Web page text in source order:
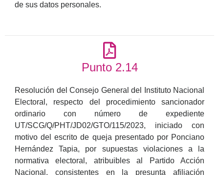
de sus datos personales.
Punto 2.14
Resolución del Consejo General del Instituto Nacional
Electoral, respecto del procedimiento sancionador
ordinario con número de expediente
UT/SCG/Q/PHT/JD02/GTO/115/2023, iniciado con
motivo del escrito de queja presentado por Ponciano
Hernández Tapia, por supuestas violaciones a la
normativa electoral, atribuibles al Partido Acción
Nacional, consistentes en la presunta afiliación